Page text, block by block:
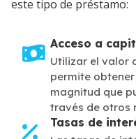
este tipo de préstamo:
Acceso a
Utilizar el valor
permite
magnitud que
través de otros
Tasas de